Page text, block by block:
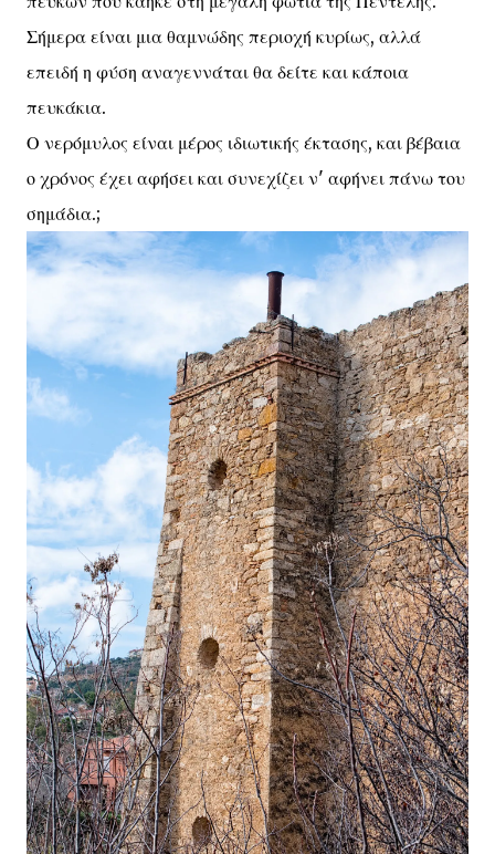
Σήμερα είναι μια θαμνώδης περιοχή κυρίως, αλλά
επειδή η φύση αναγεννάται θα δείτε και κάποια
πευκάκια.
Ο νερόμυλος είναι μέρος ιδιωτικής έκτασης, και βέβαια
ο χρόνος έχει αφήσει και συνεχίζει ν' αφήνει πάνω του
σημάδια.;